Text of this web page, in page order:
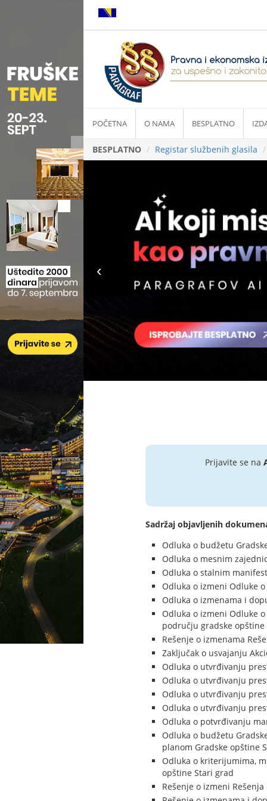
POČETNA O NAMA BESPLATNO
BESPLATNO Registar službenih glasila
Prijavite se na
Sadržaj objavljenih
Odluka o budžetu
Odluka o mesnim
Odluka o stalnim
Odluka o izmeni Odluke
Odluka o izmenama i
Odluka o izmeni Odluke
području gradske opštine
Rešenje o izmenama
Zaključak o usvajanju
Odluka o utvrđivanju
Odluka o utvrđivanju
Odluka o utvrđivanju
Odluka o utvrđivanju
Odluka o potvrđivanju
Odluka o budžetu
planom Gradske opštine
Odluka o kriterijumima,
opštine Stari grad
Rešenje o izmeni